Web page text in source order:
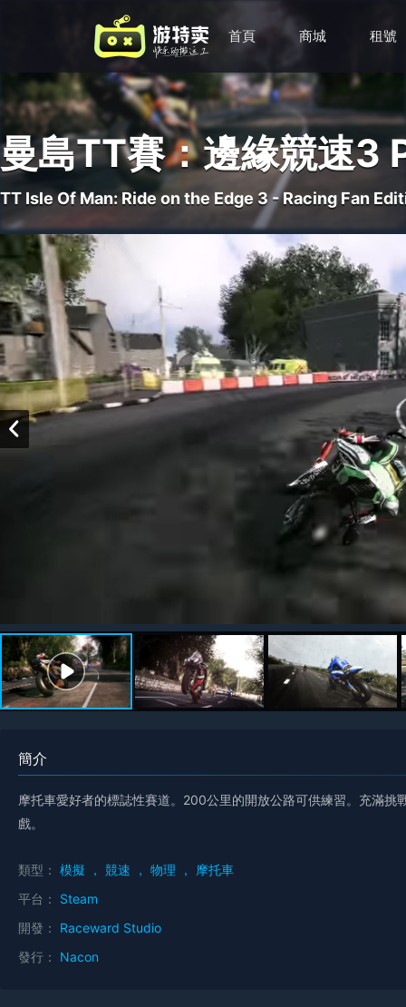
首頁 商城 租號
曼島TT賽：邊緣競速3
TT Isle Of Man: Ride on the Edge 3 - Racing Fan
簡介
摩托車愛好者的標誌性賽道。200公里的開放公路可供練習。充滿挑
戲。
類型： 模擬 ， 競速 ， 物理 ，
摩托車
平台： Steam
開發： Raceward Studio
發行： Nacon